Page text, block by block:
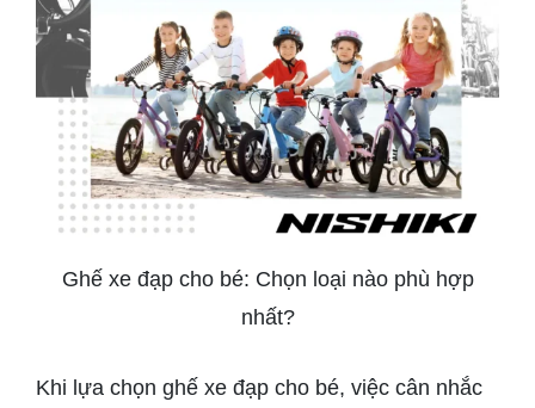
Ghế xe đạp cho bé: Chọn loại nào phù hợp
nhất?
Khi lựa chọn ghế xe đạp cho bé, việc cân nhắc